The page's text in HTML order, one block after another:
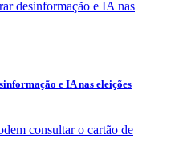
e IA nas eleições